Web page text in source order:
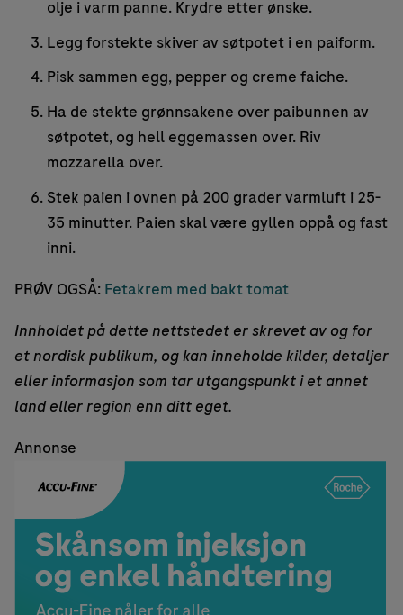
olje i varm panne. Krydre etter ønske.
Legg forstekte skiver av søtpotet i en paiform.
Pisk sammen egg, pepper og creme faiche.
Ha de stekte grønnsakene over paibunnen av
søtpotet, og hell eggemassen over. Riv
mozzarella over.
Stek paien i ovnen på 200 grader varmluft i 25-
35 minutter. Paien skal være gyllen oppå og fast
inni.
PRØV OGSÅ: Fetakrem med bakt tomat
Innholdet på dette nettstedet er skrevet av og for
et nordisk publikum, og kan inneholde kilder, detaljer
eller informasjon som tar utgangspunkt i et annet
land eller region enn ditt eget.
Annonse